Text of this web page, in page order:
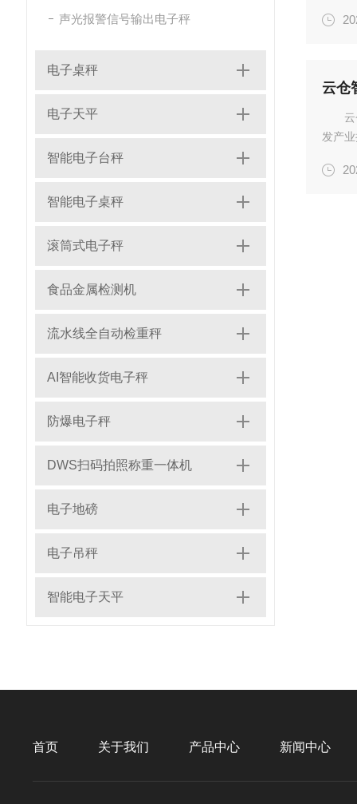
声光报警信号输出电子秤
电子桌秤
电子天平
智能电子台秤
智能电子桌秤
滚筒式电子秤
食品金属检测机
流水线全自动检重秤
AI智能收货电子秤
防爆电子秤
DWS扫码拍照称重一体机
电子地磅
电子吊秤
智能电子天平
队，
云仓
发产
智能
首页 关于我们 产品中心 新闻中心